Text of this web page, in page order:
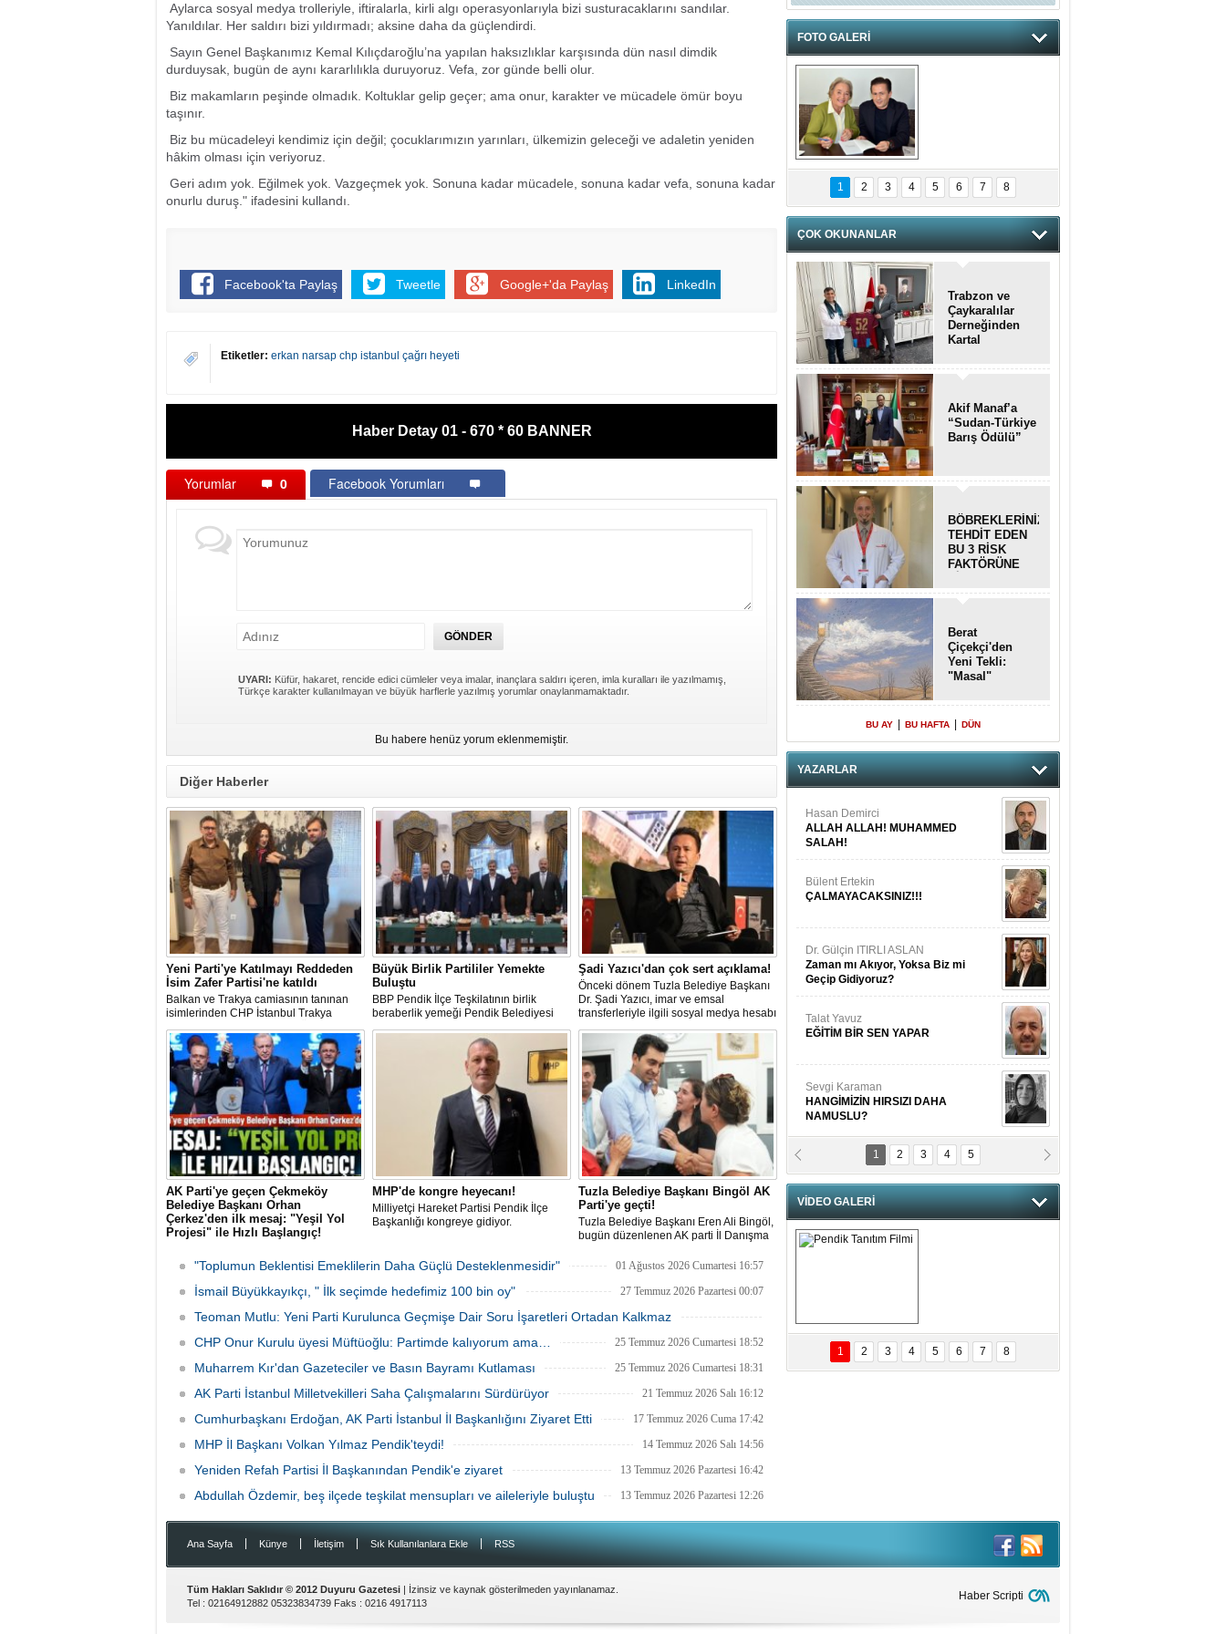
Aylarca sosyal medya trolleriyle, iftiralarla, kirli algı operasyonlarıyla bizi susturacaklarını sandılar.
Yanıldılar. Her saldırı bizi yıldırmadı; aksine daha da güçlendirdi.
Sayın Genel Başkanımız Kemal Kılıçdaroğlu’na yapılan haksızlıklar karşısında dün nasıl dimdik
durduysak, bugün de aynı kararlılıkla duruyoruz. Vefa, zor günde belli olur.
Biz makamların peşinde olmadık. Koltuklar gelip geçer; ama onur, karakter ve mücadele ömür boyu
taşınır.
Biz bu mücadeleyi kendimiz için değil; çocuklarımızın yarınları, ülkemizin geleceği ve adaletin yeniden
hâkim olması için veriyoruz.
Geri adım yok. Eğilmek yok. Vazgeçmek yok. Sonuna kadar mücadele, sonuna kadar vefa, sonuna kadar
onurlu duruş." ifadesini kullandı.
Facebook'ta Paylaş Tweetle Google+'da Paylaş LinkedIn
Etiketler: erkan narsap chp istanbul çağrı heyeti
Haber Detay 01 - 670 * 60 BANNER
Yorumlar 0 Facebook Yorumları
UYARI: Küfür, hakaret, rencide edici cümleler veya imalar, inançlara saldırı içeren, imla kuralları ile yazılmamış,
Türkçe karakter kullanılmayan ve büyük harflerle yazılmış yorumlar onaylanmamaktadır.
Bu habere henüz yorum eklenmemiştir.
Diğer Haberler
Yeni Parti'ye Katılmayı Reddeden
İsim Zafer Partisi'ne katıldı
Balkan ve Trakya camiasının tanınan
isimlerinden CHP İstanbul Trakya
Rumeli Balkan Komisyonu Üyesi Semra
Eyüpoğlu'nun Zafer Partisi'ne katılması
heyecana sahne oldu.
Büyük Birlik Partililer Yemekte
Buluştu
BBP Pendik İlçe Teşkilatının birlik
beraberlik yemeği Pendik Belediyesi
Hayaltepe Sosyal Tesislerinde
Şadi Yazıcı'dan çok sert açıklama!
Önceki dönem Tuzla Belediye Başkanı
Dr. Şadi Yazıcı, imar ve emsal
transferleriyle ilgili sosyal medya hesabı
üzerinden sert bir açıklama yayınladı.
AK Parti'ye geçen Çekmeköy
Belediye Başkanı Orhan
Çerkez'den ilk mesaj: "Yeşil Yol
Projesi" ile Hızlı Başlangıç!
Çekmeköy Belediye Başkanı Orhan
Çerkez, parti değişiminin ardından ilk
mesajını ilçeye yönelik projeyle verdi.
Projesi"nin, yeni dönemde atılacak ilk
MHP'de kongre heyecanı!
Milliyetçi Hareket Partisi Pendik İlçe
Başkanlığı kongreye gidiyor.
Tuzla Belediye Başkanı Bingöl AK
Parti'ye geçti!
Tuzla Belediye Başkanı Eren Ali Bingöl,
bugün düzenlenen AK parti İl Danışma
Bingöl'e rozetini Cumhurbaşkanı Recep
"Toplumun Beklentisi Emeklilerin Daha Güçlü Desteklenmesidir" 01 Ağustos 2026 Cumartesi 16:57
İsmail Büyükkayıkçı, " İlk seçimde hedefimiz 100 bin oy" 27 Temmuz 2026 Pazartesi 00:07
Teoman Mutlu: Yeni Parti Kurulunca Geçmişe Dair Soru İşaretleri Ortadan Kalkmaz
26 Temmuz 2026 Pazar 23:43
CHP Onur Kurulu üyesi Müftüoğlu: Partimde kalıyorum ama… 25 Temmuz 2026 Cumartesi 18:52
Muharrem Kır'dan Gazeteciler ve Basın Bayramı Kutlaması 25 Temmuz 2026 Cumartesi 18:31
AK Parti İstanbul Milletvekilleri Saha Çalışmalarını Sürdürüyor 21 Temmuz 2026 Salı 16:12
Cumhurbaşkanı Erdoğan, AK Parti İstanbul İl Başkanlığını Ziyaret Etti 17 Temmuz 2026 Cuma 17:42
MHP İl Başkanı Volkan Yılmaz Pendik'teydi! 14 Temmuz 2026 Salı 14:56
Yeniden Refah Partisi İl Başkanından Pendik'e ziyaret 13 Temmuz 2026 Pazartesi 16:42
Abdullah Özdemir, beş ilçede teşkilat mensupları ve aileleriyle buluştu 13 Temmuz 2026 Pazartesi 12:26
FOTO GALERİ
hnzzzna
1 2 3 4 5 6 7 8
ÇOK OKUNANLAR
Trabzon ve
Çaykaralılar
Derneğinden
Kartal
anlamlı ziyaret
Akif Manaf’a
“Sudan-Türkiye
Barış Ödülü”
BÖBREKLERİNİZİ
TEHDİT EDEN
BU 3 RİSK
FAKTÖRÜNE
Berat
Çiçekçi'den
Yeni Tekli:
"Masal"
BU AY BU HAFTA DÜN
YAZARLAR
Hasan Demirci
ALLAH ALLAH! MUHAMMED
SALAH!
Bülent Ertekin
ÇALMAYACAKSINIZ!!!
Dr. Gülçin ITIRLI ASLAN
Zaman mı Akıyor, Yoksa Biz mi
Geçip Gidiyoruz?
Talat Yavuz
EĞİTİM BİR SEN YAPAR
Sevgi Karaman
HANGİMİZİN HIRSIZI DAHA
NAMUSLU?
Prof. Dr. Cahit Kurbanoğlu
Fatma Saçak Akbulut
SANAL KERHANE!
Abbas Levent Ertekin
Sanal Medyanın Dijital Savaş Alanı
Ravza Zeybek
1 2 3 4 5
VİDEO GALERİ
Pendik Tanıtım
Filmi
1 2 3 4 5 6 7 8
Ana Sayfa Künye İletişim Sık Kullanılanlara Ekle | RSS
Tüm Hakları Saklıdır © 2012 Duyuru Gazetesi | İzinsiz ve kaynak gösterilmeden yayınlanamaz.
Tel : 02164912882 05323834739 Faks : 0216 4917113
Haber Scripti